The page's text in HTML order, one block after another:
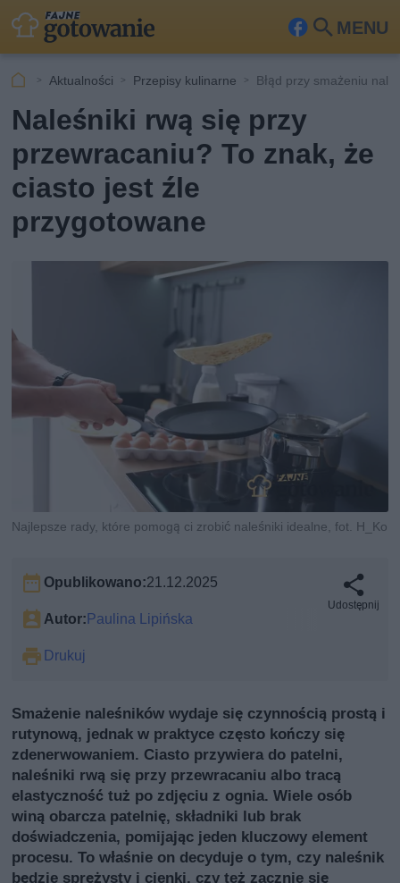
MENU
Fa
ook
Szu
Aktualności Przepisy kulinarne Błąd przy smażeniu
Naleśniki rwą się przy
przewracaniu? To znak, że
ciasto jest źle
przygotowane
Najlepsze rady, które pomogą ci zrobić naleśniki idealne, fot. H_Ko
Opublikowano:21.12.2025
Autor:Paulina Lipińska
Drukuj
Udostępnij
Smażenie naleśników wydaje się czynnością prostą i
rutynową, jednak w praktyce często kończy się
zdenerwowaniem. Ciasto przywiera do patelni,
naleśniki rwą się przy przewracaniu albo tracą
elastyczność tuż po zdjęciu z ognia. Wiele osób
winą obarcza patelnię, składniki lub brak
doświadczenia, pomijając jeden kluczowy element
procesu. To właśnie on decyduje o tym, czy naleśnik
będzie sprężysty i cienki, czy też zacznie się